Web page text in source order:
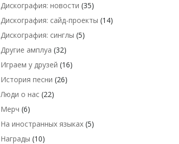
Дискография: новости (35)
Дискография: сайд-проекты (14)
Дискография: синглы (5)
Другие амплуа (32)
Играем у друзей (16)
История песни (26)
Люди о нас (22)
Мерч (6)
На иностранных языках (5)
Награды (10)